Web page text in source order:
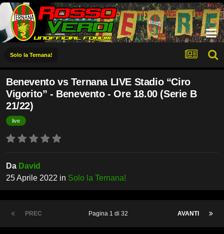
Solo la Ternana!
Benevento vs Ternana LIVE Stadio “Ciro
Vigorito” - Benevento - Ore 18.00 (Serie B
21/22)
live
Da David
25 Aprile 2022 in Solo la Ternana!
PREC AVANTI
Pagina 1 di 32